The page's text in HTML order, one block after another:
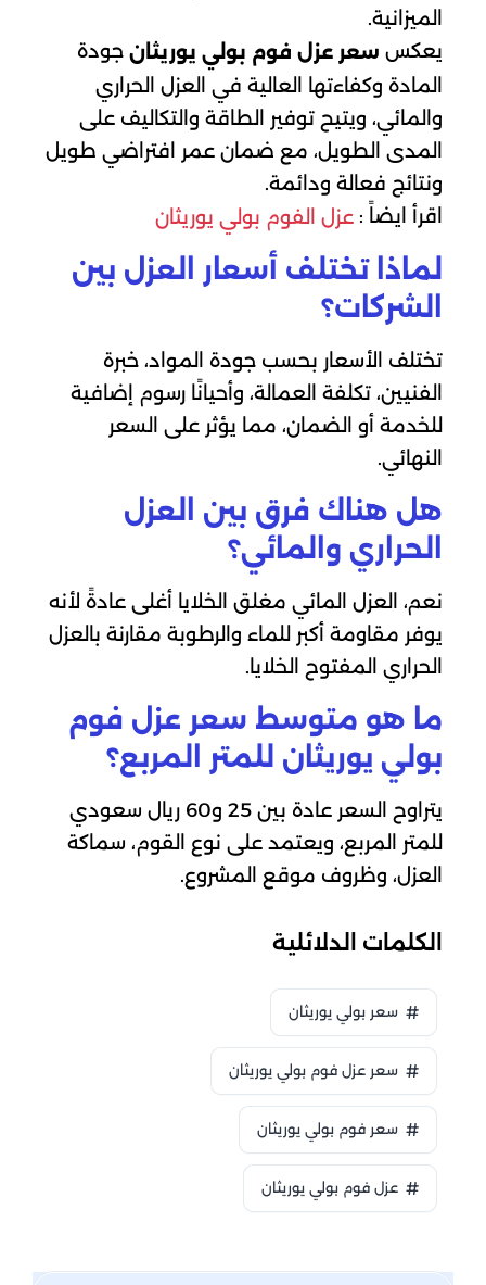
الميزانية.
يعكس سعر عزل فوم بولي يوريثان جودة
المادة وكفاءتها العالية في العزل الحراري
والمائي، ويتيح توفير الطاقة والتكاليف على
المدى الطويل، مع ضمان عمر افتراضي طويل
ونتائج فعالة ودائمة.
اقرأ ايضاً : عزل الفوم بولي يوريثان
لماذا تختلف أسعار العزل بين
الشركات؟
تختلف الأسعار بحسب جودة المواد، خبرة
الفنيين، تكلفة العمالة، وأحيانًا رسوم إضافية
للخدمة أو الضمان، مما يؤثر على السعر
النهائي.
هل هناك فرق بين العزل
الحراري والمائي؟
نعم، العزل المائي مغلق الخلايا أغلى عادةً لأنه
يوفر مقاومة أكبر للماء والرطوبة مقارنة بالعزل
الحراري المفتوح الخلايا.
ما هو متوسط سعر عزل فوم
بولي يوريثان للمتر المربع؟
يتراوح السعر عادة بين 25 و60 ريال سعودي
للمتر المربع، ويعتمد على نوع القوم، سماكة
العزل، وظروف موقع المشروع.
الكلمات الدلائلية
سعر بولي يوريثان
سعر عزل فوم بولي يوريثان
سعر فوم بولي يوريثان
عزل فوم بولي يوريثان